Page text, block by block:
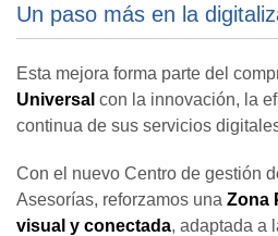
Un paso más en la
Esta mejora forma parte del
Universal con la innovación, la
continua de sus servicios
Con el nuevo Centro de gestión
Asesorías, reforzamos una Zona
visual y conectada, adaptada a